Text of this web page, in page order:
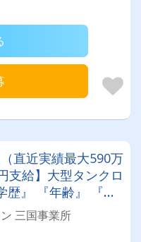
直近実績最大590万
支給】大型タンクロ
歴』 『年齢』 『経
できる環境で
三国事業所